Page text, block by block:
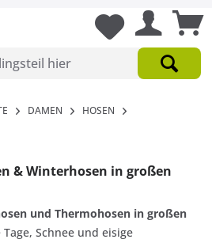
DAMEN HOSEN
& Winterhosen in großen
und Thermohosen in großen
Schnee und eisige